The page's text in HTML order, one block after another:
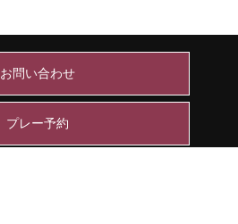
お問い合わせ
プレー予約